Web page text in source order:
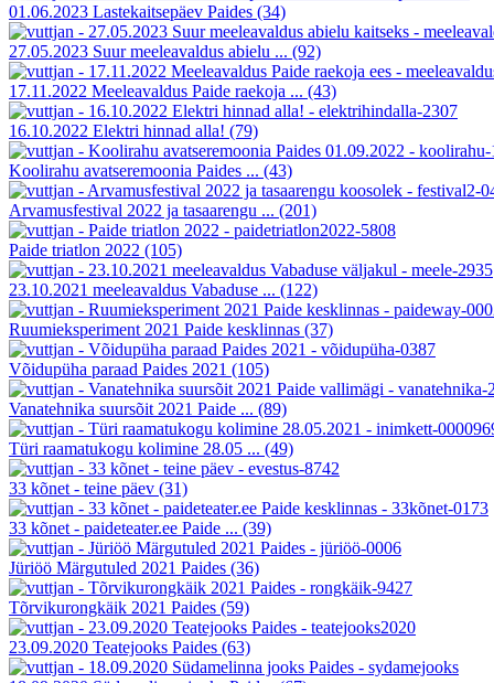
01.06.2023 Lastekaitsepäev Paides (34)
27.05.2023 Suur meeleavaldus abielu ... (92)
17.11.2022 Meeleavaldus Paide raekoja ... (43)
16.10.2022 Elektri hinnad alla! (79)
Koolirahu avatseremoonia Paides ... (43)
Arvamusfestival 2022 ja tasaarengu ... (201)
Paide triatlon 2022 (105)
23.10.2021 meeleavaldus Vabaduse ... (122)
Ruumieksperiment 2021 Paide kesklinnas (37)
Võidupüha paraad Paides 2021 (105)
Vanatehnika suursõit 2021 Paide ... (89)
Türi raamatukogu kolimine 28.05 ... (49)
33 kõnet - teine päev (31)
33 kõnet - paideteater.ee Paide ... (39)
Jüriöö Märgutuled 2021 Paides (36)
Tõrvikurongkäik 2021 Paides (59)
23.09.2020 Teatejooks Paides (63)